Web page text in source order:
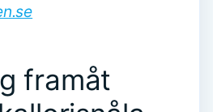
framåt